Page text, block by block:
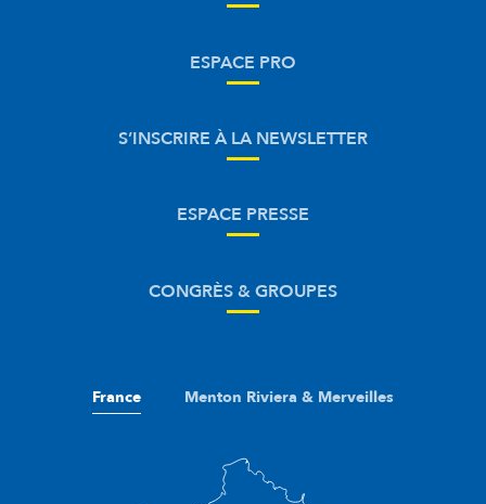
ESPACE PRO
S’INSCRIRE À LA NEWSLETTER
ESPACE PRESSE
CONGRÈS & GROUPES
France Menton Riviera & Merveilles